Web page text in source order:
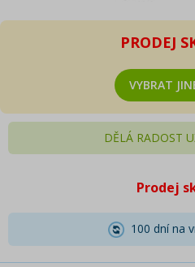
PRODEJ
VYBRAT
DĚLÁ RADOST
Prodej
100 dní na